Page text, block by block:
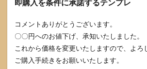
即購入を条件に承諾するテンプレ
コメントありがとうございます。
〇〇円へのお値下げ、承知いたしました。
これから価格を変更いたしますので、よろ
ご購入手続きをお願いいたします。